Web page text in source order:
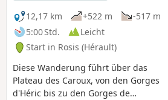
12,17 km
+522 m
-517 m
5:00 Std.
Leicht
Start in Rosis (Hérault)
Diese Wanderung führt über das
Plateau des Caroux, von den Gorges
d'Héric bis zu den Gorges de